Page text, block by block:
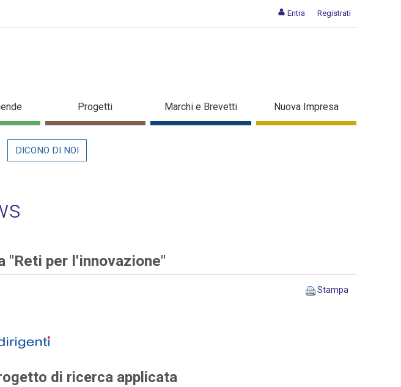
Entra Registrati
"Reti per l'innovazione" - Dettaglio
Progetti Marchi e Brevetti Nuova Impresa
DICONO DI NOI
"Reti per l'innovazione"
Stampa
di ricerca applicata